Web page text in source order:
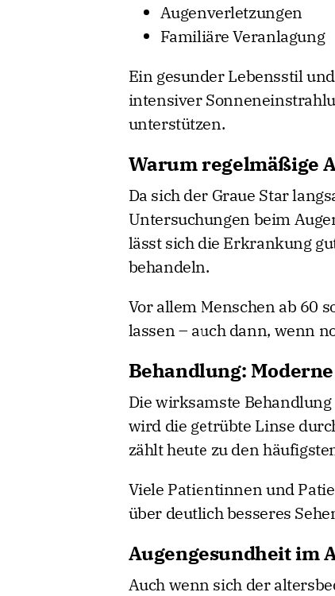
Augenverletzungen
Familiäre Veranlagung
Ein gesunder Lebensstil
intensiver
unterstützen.
Warum regelmäßige
Da sich der Graue Star
Untersuchungen beim
lässt sich die Erkrankung
behandeln.
Vor allem Menschen ab 60
lassen – auch dann, wenn
Behandlung:
Die wirksamste
wird die getrübte Linse
zählt heute zu den
Viele Patientinnen und
über deutlich besseres
Augengesundheit im
Auch wenn sich der